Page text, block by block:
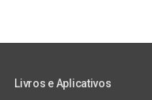
Livros e Aplicativos